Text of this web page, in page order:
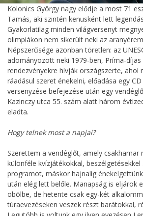
CSEPEL GALÉRIA
ÖSSZETARTOZÁS HÁZA TRIANON
CSEPELI HÍRMONDÓ
Kolonics György nagy elődje a most 71
Tamás, aki szintén kenusként lett
Gyakorlatilag minden világversenyt
olimpiákon nem sikerült neki az
Népszerűsége azonban töretlen: az
adományozott neki 1979-ben, Príma-
rendezvényekre hívják országszerte, ahol
ráadásul szeret énekelni, előadása egy
versenyzése befejezése után egy
Kazinczy utca 55. szám alatt három
eladta.
Hogy telnek most a napjai?
Szerettem a vendéglőt, amely
különféle kvízjátékokkal,
programot, máskor hajnalig
után elég lett belőle. Manapság is eljárok
öbölbe, de hetente csak egy-két
túraevezéseken veszek részt barátokkal,